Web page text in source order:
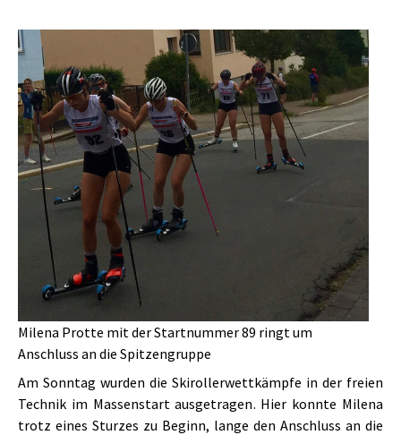
Milena Protte mit der Startnummer 89 ringt um
Anschluss an die Spitzengruppe
Am Sonntag wurden die Skirollerwettkämpfe in der freien
Technik im Massenstart ausgetragen. Hier konnte Milena
trotz eines Sturzes zu Beginn, lange den Anschluss an die